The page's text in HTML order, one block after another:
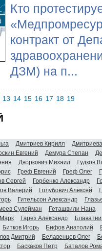
Кто
контракт от
ДЗМ) на п...
13 14 15 16 17 18 19
Дмитриев Кирилл
Евгений Демура Степан
Дворкович Михаил
Гудков
Греф Евгений Греф Олег
Сергей Горбенко Александр
Валерий Голубович Алексей
Гительсон Александр
Сулейман
Геташвили Нана
Гарез Александр
Битков Игорь Бифов Анатолий
Дмитрий Белавенцев Олег
Баскаков Петр
Баталов